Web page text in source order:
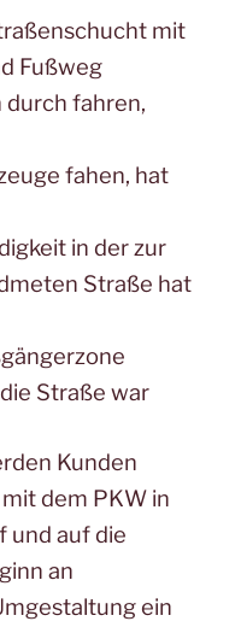
mit
Fußweg
durch fahren,
fahen, hat
in der zur
Straße hat
Straße war
Kunden
dem PKW in
und auf die
an
ein